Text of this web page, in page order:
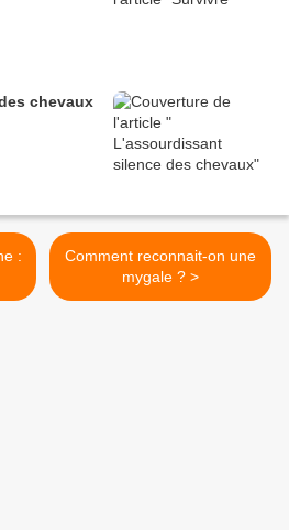
chevaux
Comment reconnait-on une
mygale ? >